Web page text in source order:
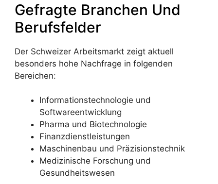
Gefragte Branchen Und
Berufsfelder
Der Schweizer Arbeitsmarkt zeigt aktuell
besonders hohe Nachfrage in folgenden
Bereichen:
Informationstechnologie und
Softwareentwicklung
Pharma und Biotechnologie
Finanzdienstleistungen
Maschinenbau und Präzisionstechnik
Medizinische Forschung und
Gesundheitswesen